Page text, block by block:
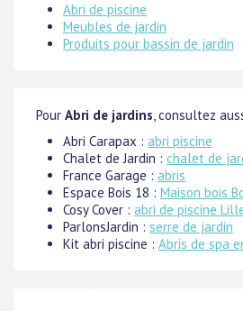
Abri de piscine
Meubles de jardin
Produits pour bassin de jardin
Pour Abri de jardins, consultez
Abri Carapax : abri piscine
Chalet de Jardin : chalet de
France Garage : abris
Espace Bois 18 : Maison bois
Cosy Cover : abri de piscine
ParlonsJardin : serre de jardin
Kit abri piscine : Abris de spa